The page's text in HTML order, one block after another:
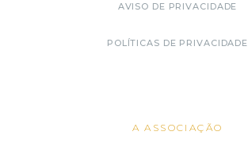
AVISO DE PRIVACIDADE
POLÍTICAS DE PRIVACIDADE
A ASSOCIAÇÃO